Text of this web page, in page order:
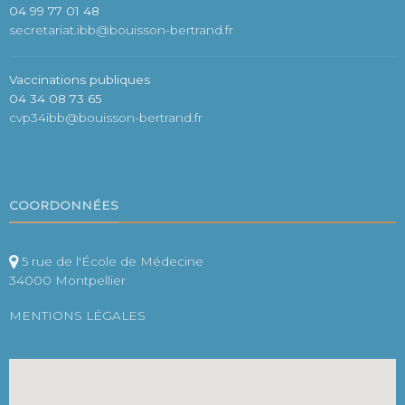
04 99 77 01 48
secretariat.ibb@bouisson-bertrand.fr
Vaccinations publiques
04 34 08 73 65
cvp34ibb@bouisson-bertrand.fr
COORDONNÉES
5 rue de l'École de Médecine
34000 Montpellier
MENTIONS LÉGALES